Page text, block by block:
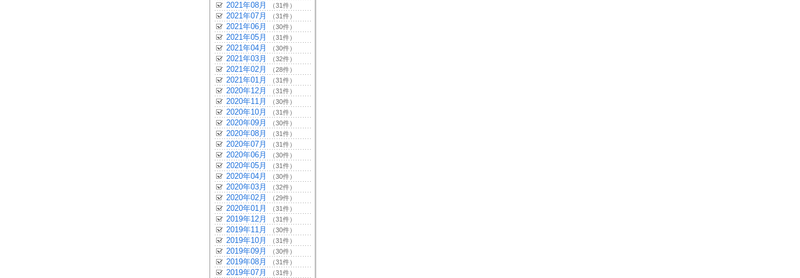
2021年08月 （31件）
2021年07月 （31件）
2021年06月 （30件）
2021年05月 （31件）
2021年04月 （30件）
2021年03月 （32件）
2021年02月 （28件）
2021年01月 （31件）
2020年12月 （31件）
2020年11月 （30件）
2020年10月 （31件）
2020年09月 （30件）
2020年08月 （31件）
2020年07月 （31件）
2020年06月 （30件）
2020年05月 （31件）
2020年04月 （30件）
2020年03月 （32件）
2020年02月 （29件）
2020年01月 （31件）
2019年12月 （31件）
2019年11月 （30件）
2019年10月 （31件）
2019年09月 （30件）
2019年08月 （31件）
2019年07月 （31件）